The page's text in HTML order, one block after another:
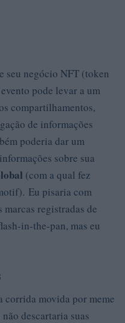
seu negócio NFT (token
pode levar a um
compartilhamentos,
de informações
poderia dar um
sobre sua
(com a qual fez
Eu pisaria com
registradas de
in-the-pan, mas eu
corrida movida por meme
descartaria suas